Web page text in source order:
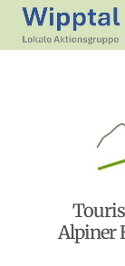
Alpiner